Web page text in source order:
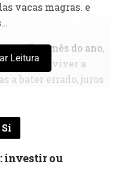
vacas magras. e
melhor mês do ano,
a viver a
a bater errado, juros
a
vacas magras, nesse
Leitura
investir ou